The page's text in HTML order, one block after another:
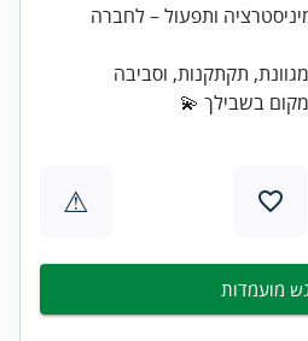
ותפעול – לחברה
תקתקנות, וסביבה
בשבילך 💫
⚠
מועמדות